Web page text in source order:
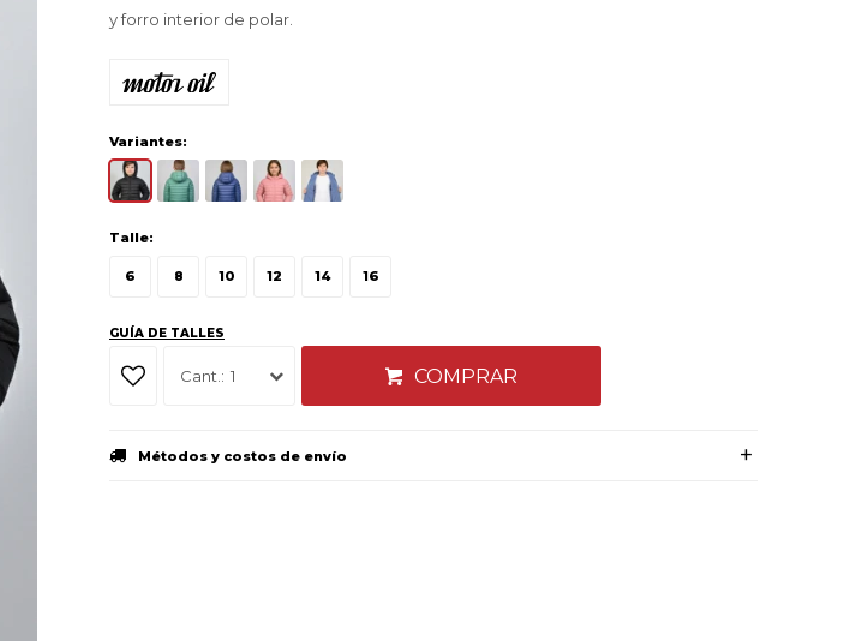
y forro interior de polar.
Variantes:
Talle:
6 8 10 12 14 16
GUÍA DE TALLES
1 COMPRAR
Métodos y costos de envío